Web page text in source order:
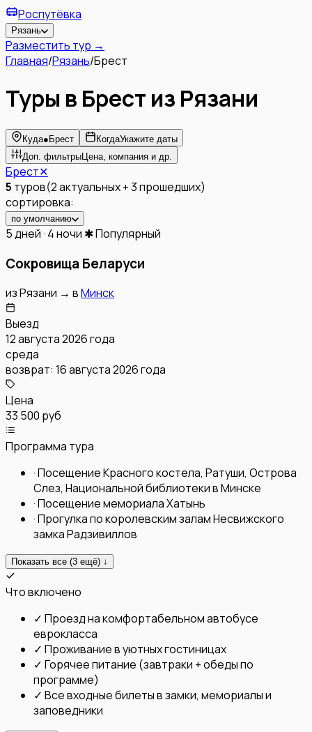
Роспутёвка
Рязань
Разместить тур →
Главная/Рязань/Брест
Туры в Брест из Рязани
Куда● Брест КогдаУкажите даты
Доп. фильтры Цена, компания и др.
Брест✕
5 туров(2актуальных+3прошедших)
сортировка:
по умолчанию
5 дней · 4 ночи ✱ Популярный
Сокровища Беларуси
изРязани → вМинск
Выезд
12 августа 2026 года
среда
возврат: 16 августа 2026 года
Цена
33 500 руб
Программа тура
·Посещение Красного костела, Ратуши, Острова
Слез, Национальной библиотеки в Минске
·Посещение мемориала Хатынь
·Прогулка по королевским залам Несвижского
замка Радзивиллов
Показать все (3 ещё) ↓
Что включено
✓ Проезд на комфортабельном автобусе
еврокласса
✓ Проживание в уютных гостиницах
✓ Горячее питание (завтраки + обеды по
программе)
✓ Все входные билеты в замки, мемориалы и
заповедники